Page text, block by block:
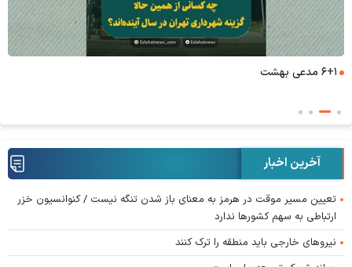
۶+۱ مدعی بهشت
آخرین اخبار
تعیین مسیر موقت در هرمز به معنای باز شدن تنگه نیست / کنوانسیون خزر
ارتباطی به سهم کشورها ندارد
نیروهای خارجی باید منطقه را ترک کنند